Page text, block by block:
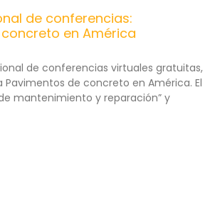
de conferencias:
en América
de conferencias virtuales gratuitas,
de concreto en América. El
mantenimiento y reparación” y